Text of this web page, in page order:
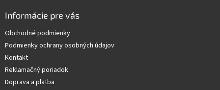
Informácie pre vás
Obchodné podmienky
Podmienky ochrany osobných údajov
Kontakt
Reklamačný poriadok
Doprava a platba